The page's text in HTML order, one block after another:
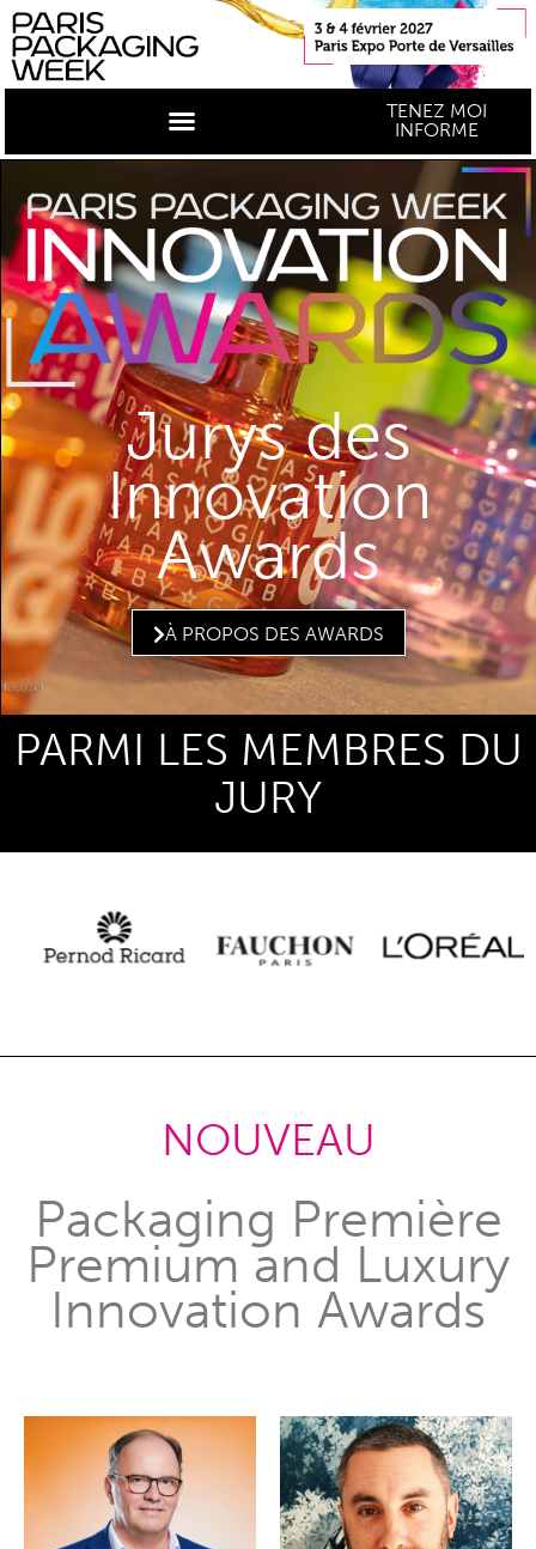
TENEZ MOI
INFORME
Jurys des
Innovation
Awards
À PROPOS DES AWARDS
PARMI LES MEMBRES DU
JURY
NOUVEAU
Packaging Première
Premium and Luxury
Innovation Awards